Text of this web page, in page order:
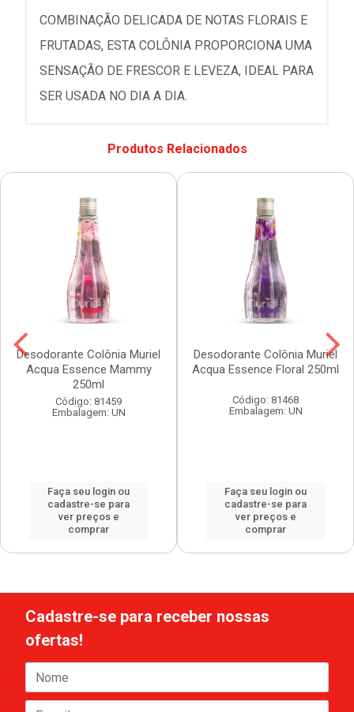
COMBINAÇÃO DELICADA DE NOTAS FLORAIS E
FRUTADAS, ESTA COLÔNIA PROPORCIONA UMA
SENSAÇÃO DE FRESCOR E LEVEZA, IDEAL PARA
SER USADA NO DIA A DIA.
Produtos Relacionados
Desodorante Colônia Muriel
Acqua Essence Mammy
250ml
Código: 81459
Embalagem: UN
Faça seu login ou
cadastre-se para
ver preços e
comprar
Desodorante Colônia Muriel
Acqua Essence Floral 250ml
Código: 81468
Embalagem: UN
Faça seu login ou
cadastre-se para
ver preços e
comprar
Cadastre-se para receber nossas
ofertas!